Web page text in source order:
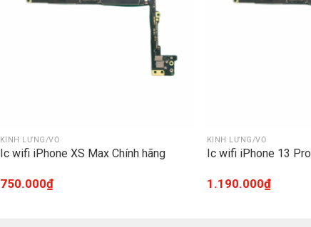
KÍNH LƯNG/VỎ
Ic wifi iPhone XS Max Chính hãng
750.000₫
KÍNH LƯNG/VỎ
Ic wifi iPhone 13 Pro
1.190.000₫